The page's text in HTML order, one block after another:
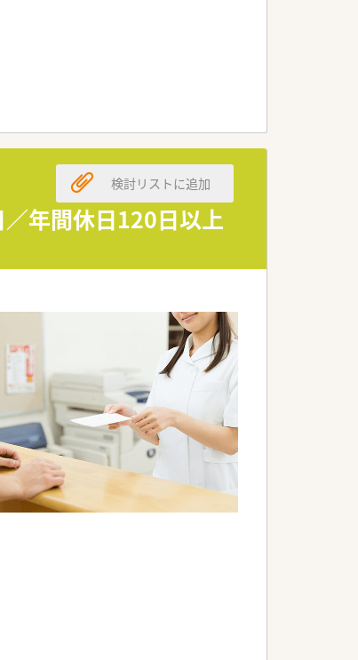
年間休日120日以上
検討リストに追加